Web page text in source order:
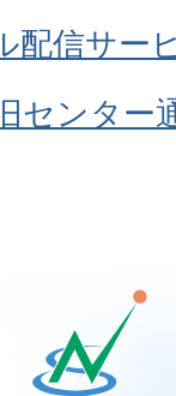
配信サー
センター